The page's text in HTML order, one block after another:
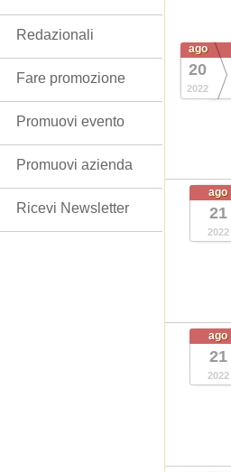
ago
20
2022
ago
21
2022
ago
21
2022
Redazionali
Fare promozione
Promuovi evento
Promuovi azienda
Ricevi Newsletter